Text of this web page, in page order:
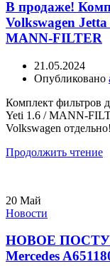
В продаже!
Volkswagen
MANN-FILTER
21.05.2024
Опубликовано
Комплект фильтров
Yeti 1.6 / MANN-
Volkswagen
Продолжить чтение
20 Май
Новости
НОВОЕ
Mercedes